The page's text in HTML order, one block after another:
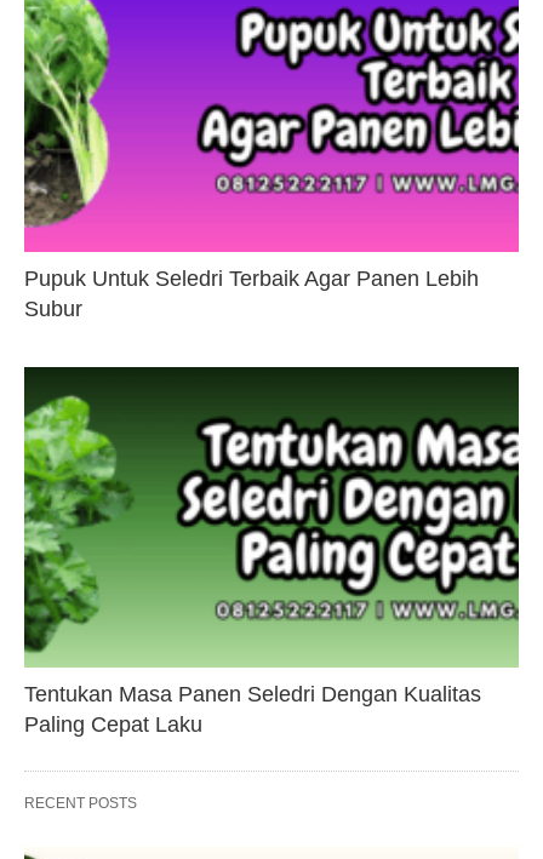
Pupuk Untuk Seledri Terbaik Agar Panen Lebih
Subur
Tentukan Masa Panen Seledri Dengan Kualitas
Paling Cepat Laku
RECENT POSTS